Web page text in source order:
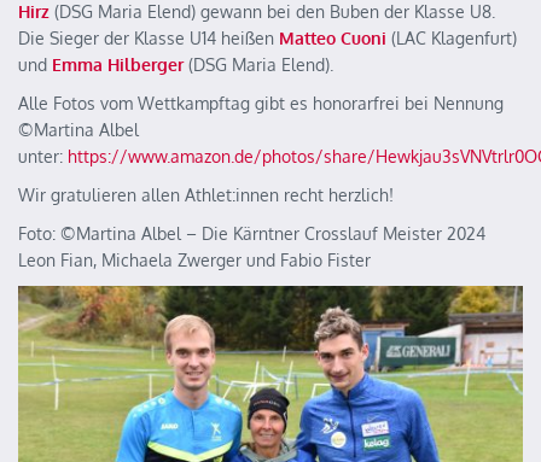
Hirz (DSG Maria Elend) gewann bei den Buben der Klasse U8.
Die Sieger der Klasse U14 heißen Matteo Cuoni (LAC Klagenfurt)
und Emma Hilberger (DSG Maria Elend).
Alle Fotos vom Wettkampftag gibt es honorarfrei bei Nennung
©️Martina Albel
unter: https://www.amazon.de/photos/share/
Wir gratulieren allen Athlet:innen recht herzlich!
Foto: ©️Martina Albel – Die Kärntner Crosslauf Meister 2024
Leon Fian, Michaela Zwerger und Fabio Fister